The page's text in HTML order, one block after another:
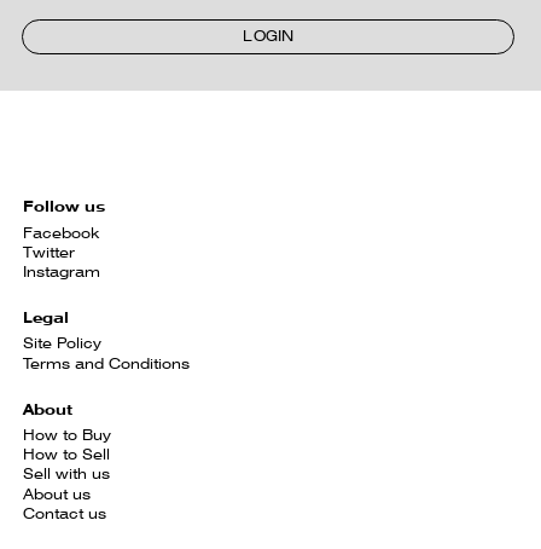
LOGIN
Follow us
Facebook
Twitter
Instagram
Legal
Site Policy
Terms and Conditions
About
How to Buy
How to Sell
Sell with us
About us
Contact us